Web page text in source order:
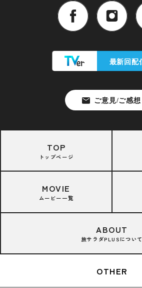
TOP
トップページ
MOVIE
ムービー一覧
ABOUT
旅サラダPLUSについて
OTHER